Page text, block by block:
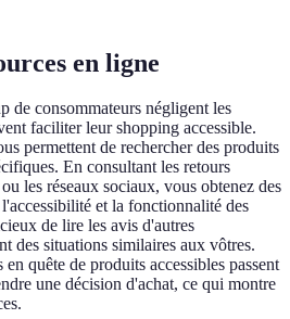
en ligne
de consommateurs négligent les
faciliter leur shopping accessible.
permettent de rechercher des produits
En consultant les retours
les réseaux sociaux, vous obtenez des
et la fonctionnalité des
de lire les avis d'autres
des situations similaires aux vôtres.
quête de produits accessibles passent
une décision d'achat, ce qui montre